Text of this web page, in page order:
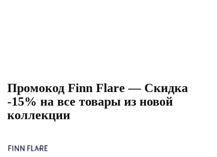
Промокод Finn Flare — Скидка
-15% на все товары из новой
коллекции